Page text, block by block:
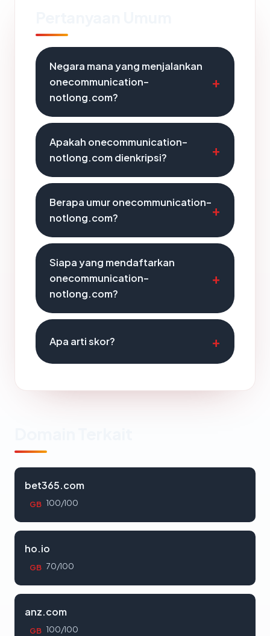
Negara mana yang menjalankan
onecommunication-
notlong.com?
Apakah onecommunication-
notlong.com dienkripsi?
Berapa umur onecommunication-
notlong.com?
Siapa yang mendaftarkan
onecommunication-
notlong.com?
Apa arti skor?
bet365.com
GB 100/100
ho.io
GB 70/100
anz.com
GB 100/100